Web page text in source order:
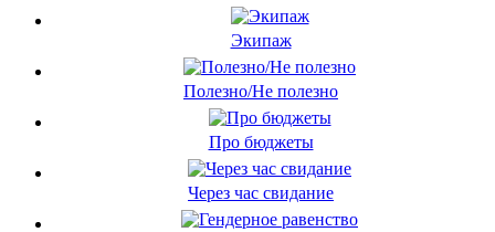
Экипаж
Полезно/Не полезно
Про бюджеты
Через час свидание